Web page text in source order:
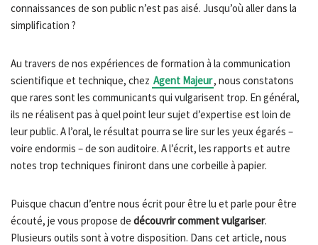
connaissances de son public n’est pas aisé. Jusqu’où aller dans la
simplification ?
Au travers de nos expériences de formation à la communication
scientifique et technique, chez Agent Majeur, nous constatons
que rares sont les communicants qui vulgarisent trop. En général,
ils ne réalisent pas à quel point leur sujet d’expertise est loin de
leur public. A l’oral, le résultat pourra se lire sur les yeux égarés –
voire endormis – de son auditoire. A l’écrit, les rapports et autre
notes trop techniques finiront dans une corbeille à papier.
Puisque chacun d’entre nous écrit pour être lu et parle pour être
écouté, je vous propose de découvrir comment vulgariser.
Plusieurs outils sont à votre disposition. Dans cet article, nous